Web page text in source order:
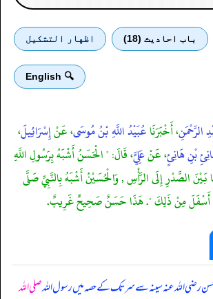
باب احادیث (18) اظهار التشكيل
🔍 English
الرَّحْمَنِ، أَخْبَرَنَاعُبَيْدُ اللَّهِ بْنُ مُوسَى، عَنْإِسْرَائِيلَ،
بْنِ هَانِئٍ، عَنْعَلِيٍّ، قَالَ: " الْحَسَنُ أَشْبَهُ بِرَسُولِ اللَّهِ
الصَّدْرِ إِلَى الرَّأْسِ , وَالْحُسَيْنُ أَشْبَهُ بِالنَّبِيِّ صَلَّى
أَسْفَلَ مِنْ ذَلِكَ ". هَذَا حَسَنٌ صَحِيحٌ غَرِيبٌ.
رضی الله عنہ سینہ سے سر تک کے حصہ میں رسول اللہصلی اللہ